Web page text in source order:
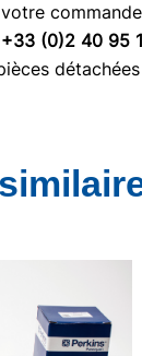
+33 (0)2 40 95